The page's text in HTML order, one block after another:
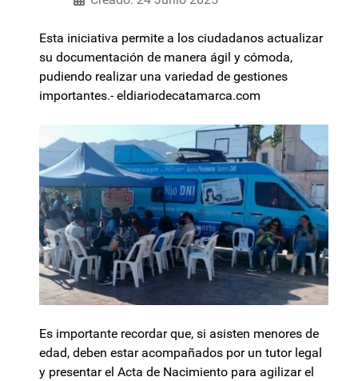
Esta iniciativa permite a los ciudadanos actualizar
su documentación de manera ágil y cómoda,
pudiendo realizar una variedad de gestiones
importantes.- eldiariodecatamarca.com
Es importante recordar que, si asisten menores de
edad, deben estar acompañados por un tutor legal
y presentar el Acta de Nacimiento para agilizar el